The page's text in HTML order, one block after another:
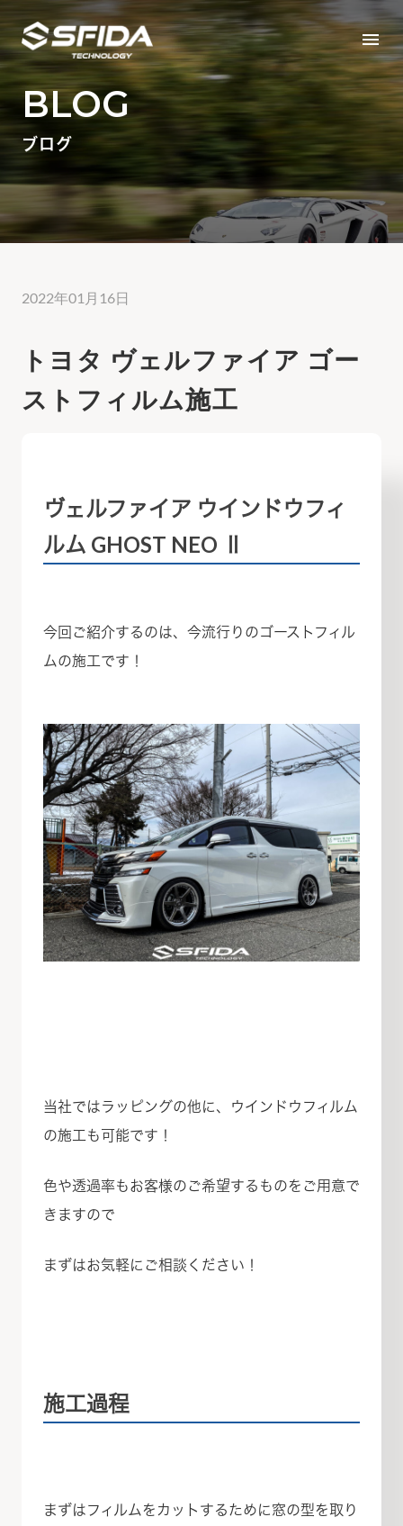
menu
BLOG
ブログ
2022年01月16日
トヨタ ヴェルファイア ゴー
ストフィルム施工
ヴェルファイア ウインドウフィ
ルム GHOST NEO Ⅱ
今回ご紹介するのは、今流行りのゴーストフィル
ムの施工です！
当社ではラッピングの他に、ウインドウフィルム
の施工も可能です！
色や透過率もお客様のご希望するものをご用意で
きますので
まずはお気軽にご相談ください！
施工過程
まずはフィルムをカットするために窓の型を取り